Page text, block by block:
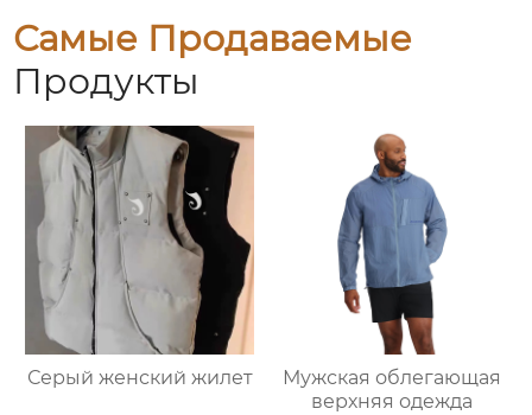
Самые Продаваемые
Продукты
Серый женский жилет
Мужская облегающая
верхняя одежда